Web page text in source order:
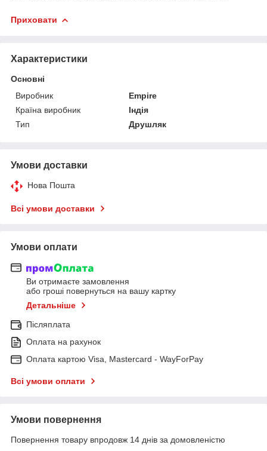
Приховати
Характеристики
Основні
Виробник
Empire
Країна виробник
Індія
Тип
Друшляк
Умови доставки
Нова Пошта
Всі умови доставки
Умови оплати
Ви отримаєте замовлення
або гроші повернуться на вашу картку
Детальніше
Післяплата
Оплата на рахунок
Оплата картою Visa, Mastercard - WayForPay
Всі умови оплати
Умови повернення
Повернення товару впродовж 14 днів за домовленістю